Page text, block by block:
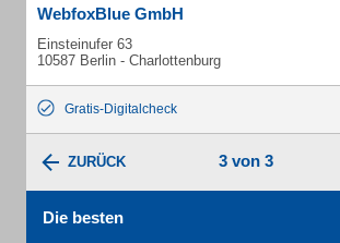
WebfoxBlue GmbH
Einsteinufer 63
10587 Berlin - Charlottenburg
Gratis-Digitalcheck
ZURÜCK 3 von 3
Die besten